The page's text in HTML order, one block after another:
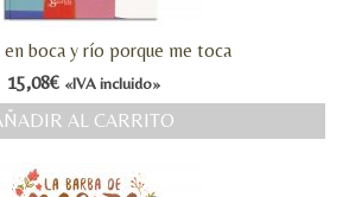
en boca y río porque me toca
15,08€ «IVA incluido»
AL CARRITO